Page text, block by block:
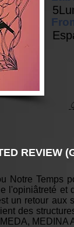
REVIEW
Notre Temps
l'opiniâtreté et
un retour aux
des
MEDINA